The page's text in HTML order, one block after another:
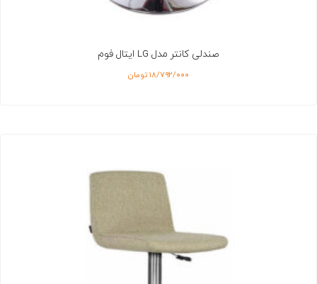
صندلی کانتر مدل LG ایتال فوم
۱۸/۷۹۲/۰۰۰ تومان